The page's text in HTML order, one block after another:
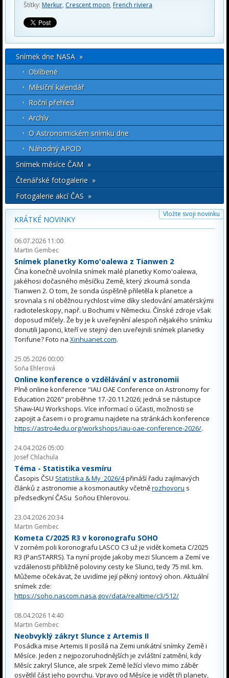
Štítky: Merkur, Crescent moon, French riviera
Snímek dne NASA »
Oblíbené
Měsíční kalendář
Roční přehled
Archív
O Astronomickém snímku dne
Náhodný APOD
Snímek měsíce ČAM »
Čtenářské fotogalerie »
Fotogalerie akcí ČAS »
Vložte svoji novinku
KRÁTKÉ NOVINKY
06.07.2026 11:00
Martin Gembec
Snímek planetky Komo'oalewa z Tianwen 2
Čína konečně uvolnila snímek malé planetky Komo'oalewa,
jakéhosi dočasného měsíčku Země, který zkoumá sonda
Tianwen 2. O tom, že sonda úspěšně přiletěla k planetce a
srovnala s ní oběžnou rychlost víme díky sledování amatérskými
radioteleskopy, např. u Bochumi v Německu. Čínské zdroje však
doposud mlčely. Že by je k uveřejnění alespoň nějakého snímku
donutili Japonci, kteří ve stejný den uveřejnili snímek planetky
Torifune? Foto na Xinhuanet.com.
25.05.2026 00:00
Soňa Ehlerová
Online konference o vzdělávání v astronomii
Plně online konference "IAU OAE Conference on Astronomy for
Education 2026" proběhne 17.-20.11.2026; jedná se nástupce
Shaw-IAU Workshops. Více informací o účasti, možnosti se
zapojit a časem i o programu najdete na stránkách konference
https://astro4edu.org/workshops/iau-oae-conference-2026/.
24.04.2026 05:00
Josef Chlachula
Téma - Statistika vesmíru
Časopis ČSU Statistika & My 2026/4přináší řadu zajímavých
článků z astronomie a kosmonautiky včetněrozhovoru s
předsedkyní ČASu Soňou Ehlerovou.
23.04.2026 20:34
Martin Gembec
Kometa C/2025 R3 v koronografu SOHO
V zorném poli koronografu LASCO C3 už je vidět kometa C/2025
R3 (PanSTARRS). Ta nyní projde jakoby mezi Sluncem a Zemí ve
vzdálenosti přibližně poloviny cesty ke Slunci, tedy 75 mil. km.
Můžeme očekávat, že uvidíme její pěkný iontový ohon. Aktuální
snímek zde:
https://soho.nascom.nasa.gov/data/realtime/c3/512/
08.04.2026 14:40
Martin Gembec
Neobvyklý zákryt Slunce z Artemis II
Posádka mise Artemis II posílá na Zemi unikátní snímky Země i
Měsíce. Jeden z nejpozoruhodnějších je zvláštní zatmění, kdy
Měsíc zakryl Slunce, ale srpek Země ležící vlevo mimo záběr
osvětlil část jeho povrchu. Vpravo od Měsíce je vidět tři planety,